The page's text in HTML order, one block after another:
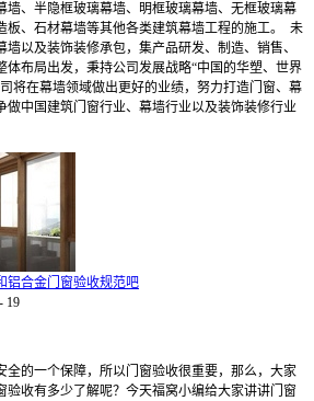
墙、半隐框玻璃幕墙、明框玻璃幕墙、无框玻璃幕
板、石材幕墙等其他各类建筑幕墙工程的施工。 未
墙以及装饰装修承包，集产品研发、制造、销售、
体布局出发，秉持公司发展战略“中国的华塑、世界
将在幕墙领域做出更好的业绩，努力打造门窗、幕
做中国建筑门窗行业、幕墙行业以及装饰装修行业
铝合金门窗验收规范吧
- 19
全的一个保障，所以门窗验收很重要，那么，大家
验收有多少了解呢？今天福窝小编给大家讲讲门窗